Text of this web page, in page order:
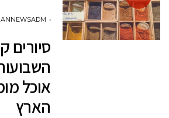
סיורים
אוכל
הארץ